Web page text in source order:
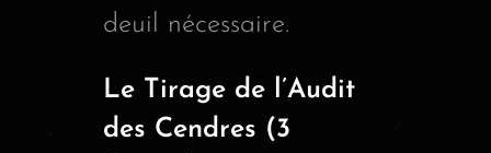
deuil nécessaire.
Le Tirage de l’Audit
des Cendres (3